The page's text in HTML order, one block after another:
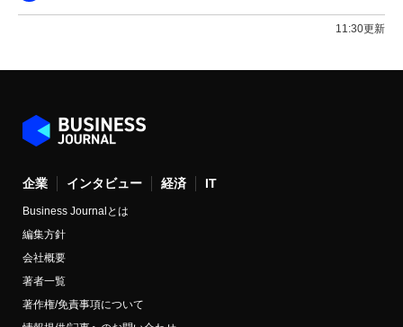
11:30更新
企業 インタビュー 経済 IT
Business Journalとは
編集方針
会社概要
著者一覧
著作権/免責事項について